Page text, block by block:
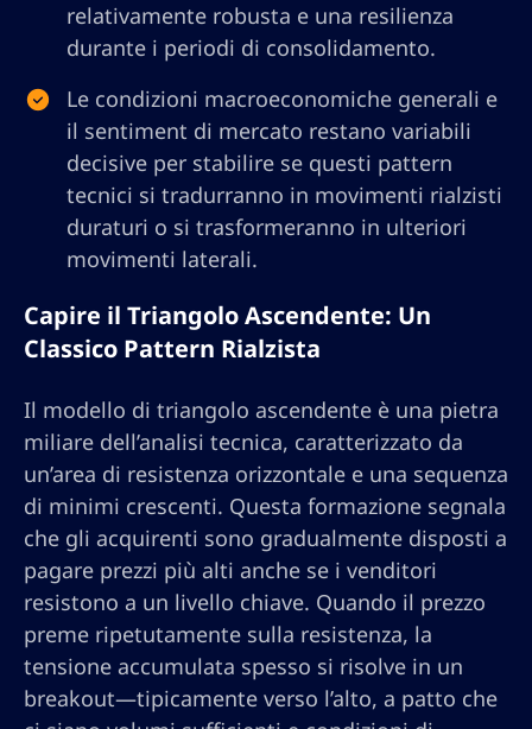
relativamente robusta e una resilienza
durante i periodi di consolidamento.
Le condizioni macroeconomiche generali e
il sentiment di mercato restano variabili
decisive per stabilire se questi pattern
tecnici si tradurranno in movimenti rialzisti
duraturi o si trasformeranno in ulteriori
movimenti laterali.
Capire il Triangolo Ascendente: Un
Classico Pattern Rialzista
Il modello di triangolo ascendente è una pietra
miliare dell’analisi tecnica, caratterizzato da
un’area di resistenza orizzontale e una sequenza
di minimi crescenti. Questa formazione segnala
che gli acquirenti sono gradualmente disposti a
pagare prezzi più alti anche se i venditori
resistono a un livello chiave. Quando il prezzo
preme ripetutamente sulla resistenza, la
tensione accumulata spesso si risolve in un
breakout—tipicamente verso l’alto, a patto che